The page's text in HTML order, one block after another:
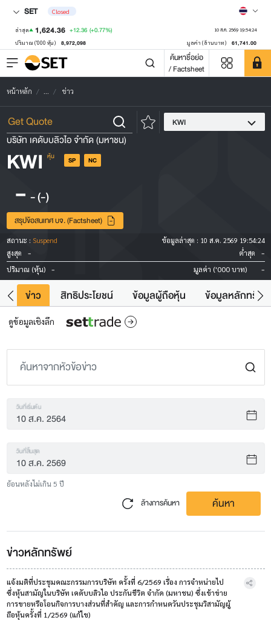
SET Closed
ล่าสุด 1,624.36 +12.36 (+0.77%) 10 ส.ค. 2569 19:54:24
ปริมาณ ('000 หุ้น) 8,972,098 มูลค่า (ล้านบาท) 61,741.00
ค้นหาชื่อย่อ
/ Factsheet
หน้าหลัก ... ข่าว
KWI
บริษัท เคดับบลิวไอ จำกัด (มหาชน)
KWI หุ้น SP NC
- -(-)
สรุปข้อสนเทศ บจ. (Factsheet)
สถานะ : Suspend ข้อมูลล่าสุด : 10 ส.ค. 2569 19:54:24
สูงสุด
- ต่ำสุด -
ปริมาณ (หุ้น) - มูลค่า ('000 บาท) -
ข่าว สิทธิประโยชน์ ข้อมูลผู้ถือหุ้น ข้อมูลหลักทรัพย์
ดูข้อมูลเชิงลึก
วันที่เริ่มต้น
วันที่สิ้นสุด
ย้อนหลังไม่เกิน 5 ปี
ล้างการค้นหา ค้นหา
ข่าวหลักทรัพย์
แจ้งมติที่ประชุมคณะกรรมการบริษัท ครั้งที่ 6/2569 เรื่อง การจำหน่ายไป
ซึ่งหุ้นสามัญในบริษัท เคดับบลิวไอ ประกันชีวิต จำกัด (มหาชน) ซึ่งเข้าข่าย
การขายหรือโอนกิจการบางส่วนที่สำคัญ และการกำหนดวันประชุมวิสามัญผู้
ถือหุ้นครั้งที่ 1/2569 (แก้ไข)